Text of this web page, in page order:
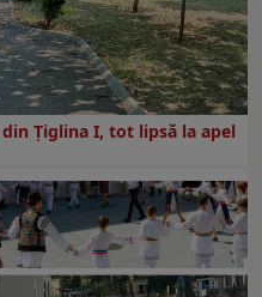
Ţiglina I, tot lipsă la apel